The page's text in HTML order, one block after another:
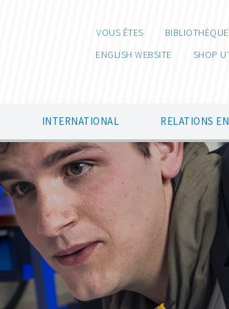
VOUS ÊTES BIBLIOTHÈQUE
ENGLISH WEBSITE
SHOP
INTERNATIONAL RELATIONS